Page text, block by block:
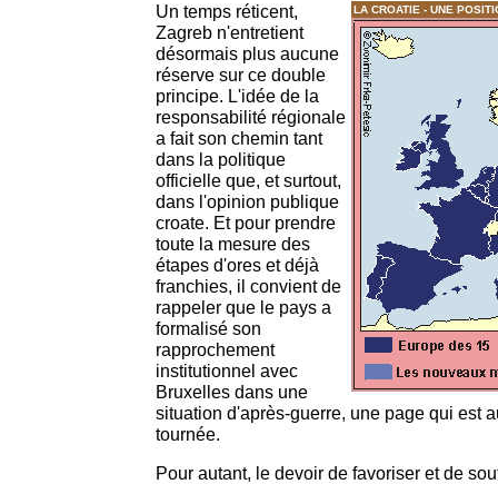
LA CROATIE - UNE
Un temps réticent,
Zagreb n'entretient
désormais plus aucune
réserve sur ce double
principe. L'idée de la
responsabilité régionale
a fait son chemin tant
dans la politique
officielle que, et surtout,
dans l'opinion publique
croate. Et pour prendre
toute la mesure des
étapes d'ores et déjà
franchies, il convient de
rappeler que le pays a
formalisé son
rapprochement
institutionnel avec
Bruxelles dans une
situation d'après-guerre, une page qui est
tournée.
Pour autant, le devoir de favoriser et de